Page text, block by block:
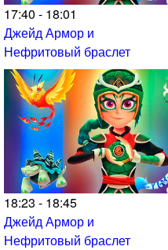
17:40 - 18:01
Джейд Армор и
Нефритовый браслет
18:23 - 18:45
Джейд Армор и
Нефритовый браслет